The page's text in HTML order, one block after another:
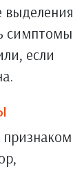
выделения
симптомы
если
признаком